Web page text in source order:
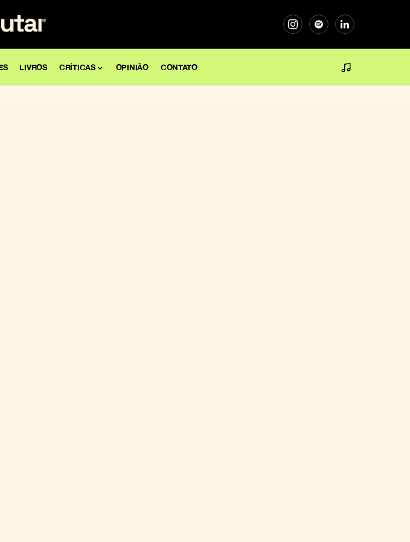
LIVROS CRÍTICAS OPINIÃO CONTATO